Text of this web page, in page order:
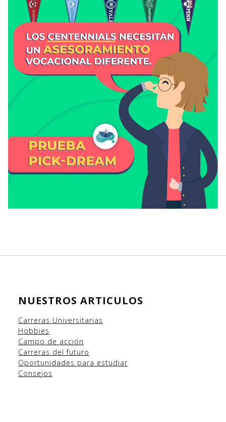
NUESTROS ARTICULOS
Carreras Universitarias
Hobbies
Campo de acción
Carreras del futuro
Oportunidades para estudiar
Consejos